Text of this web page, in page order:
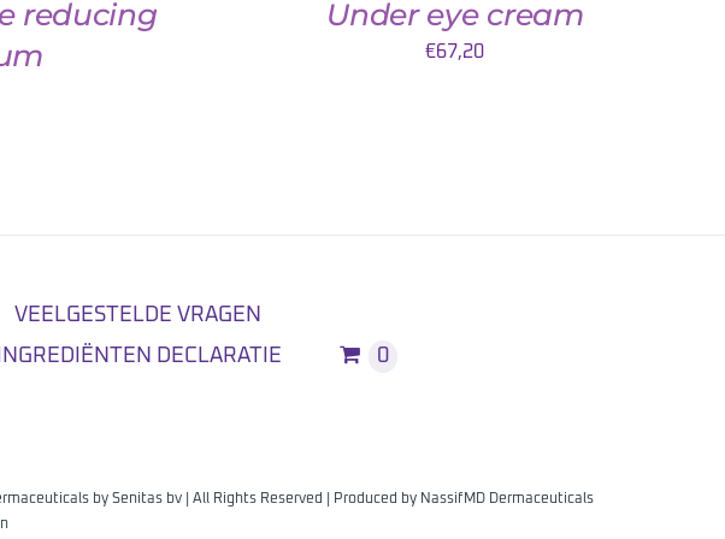
reducing
Under eye cream
€67,20
VEELGESTELDE VRAGEN
INGREDIËNTEN DECLARATIE 0
by Senitas bv | All Rights Reserved | Produced by NassifMD Dermaceuticals